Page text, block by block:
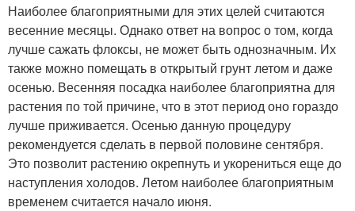
Наиболее благоприятными для этих целей считаются
весенние месяцы. Однако ответ на вопрос о том, когда
лучше сажать флоксы, не может быть однозначным. Их
также можно помещать в открытый грунт летом и даже
осенью. Весенняя посадка наиболее благоприятна для
растения по той причине, что в этот период оно гораздо
лучше приживается. Осенью данную процедуру
рекомендуется сделать в первой половине сентября.
Это позволит растению окрепнуть и укорениться еще до
наступления холодов. Летом наиболее благоприятным
временем считается начало июня.